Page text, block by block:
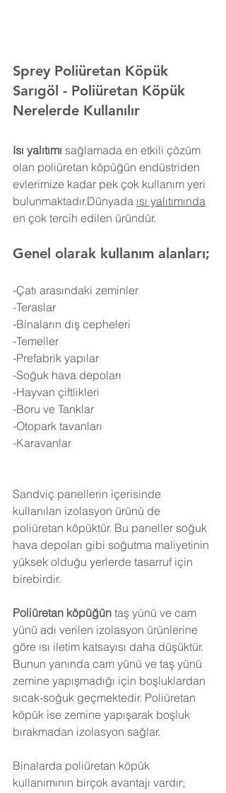
Sprey Poliüretan Köpük
Sarıgöl - Poliüretan Köpük
Nerelerde Kullanılır
Isı yalıtımı sağlamada en etkili çözüm
olan poliüretan köpüğün endüstriden
evlerimize kadar pek çok kullanım yeri
bulunmaktadır.Dünyada ısı yalıtımında
en çok tercih edilen üründür.
Genel olarak kullanım alanları;
-Çatı arasındaki zeminler
-Teraslar
-Binaların dış cepheleri
-Temeller
-Prefabrik yapılar
-Soğuk hava depoları
-Hayvan çiftlikleri
-Boru ve Tanklar
-Otopark tavanları
-Karavanlar
Sandviç panellerin içerisinde
kullanılan izolasyon ürünü de
poliüretan köpüktür. Bu paneller soğuk
hava depoları gibi soğutma maliyetinin
yüksek olduğu yerlerde tasarruf için
birebirdir.
Poliüretan köpüğün taş yünü ve cam
yünü adı verilen izolasyon ürünlerine
göre ısı iletim katsayısı daha düşüktür.
Bunun yanında cam yünü ve taş yünü
zemine yapışmadığı için boşluklardan
sıcak-soğuk geçmektedir. Poliüretan
köpük ise zemine yapışarak boşluk
bırakmadan izolasyon sağlar.
Binalarda poliüretan köpük
kullanımının birçok avantajı vardır;